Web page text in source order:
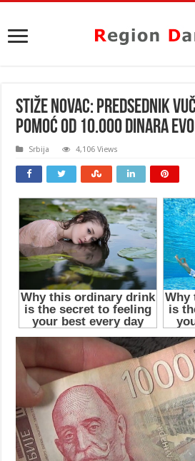
STIŽE NOVAC: Predsednik
pomoć od 10.000 dinara EVO
Srbija 4,106 Views